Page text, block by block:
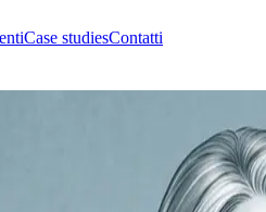
Case studiesContatti